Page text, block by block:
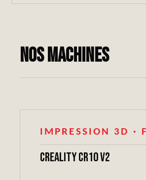
Nos machines
IMPRESSION 3D ·
Creality CR10 V2